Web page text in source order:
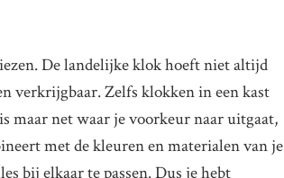
De landelijke klok hoeft niet altijd
verkrijgbaar. Zelfs klokken in een kast
maar net waar je voorkeur naar uitgaat,
met de kleuren en materialen van je
bij elkaar te passen. Dus je hebt